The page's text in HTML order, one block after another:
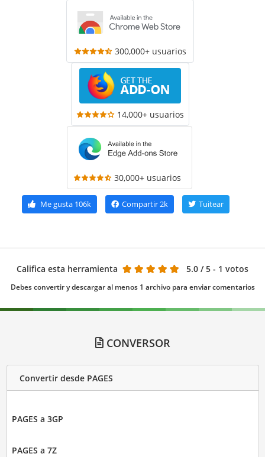
300,000+ usuarios
14,000+ usuarios
30,000+ usuarios
Me gusta106k Compartir2k Tuitear
Califica esta herramienta 5.0 / 5 - 1 votos
Debes convertir y descargar al menos 1 archivo para enviar comentarios
CONVERSOR
Convertir desde PAGES
PAGES a 3GP
PAGES a 7Z